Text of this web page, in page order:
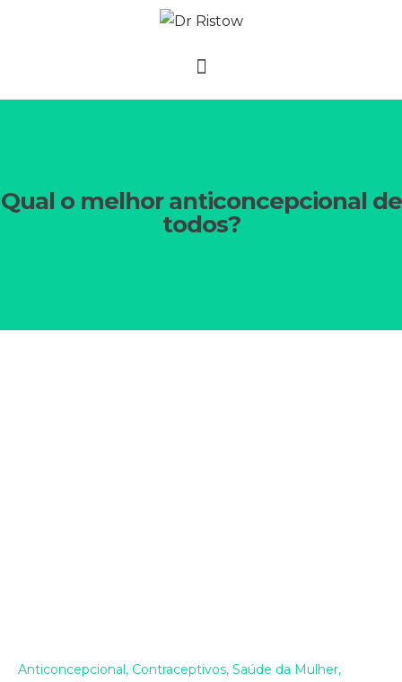
Qual o melhor anticoncepcional de
todos?
Anticoncepcional, Contraceptivos, Saúde da Mulher,